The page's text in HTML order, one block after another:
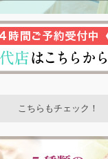
こちらもチェック！